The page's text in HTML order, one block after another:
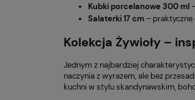
Kubki porcelanowe 300 ml
Salaterki 17 cm– praktyczne
Kolekcja Żywioły –
Jednym z najbardziej
naczynia z wyrazem, ale bez
kuchni w stylu skandynawskim,